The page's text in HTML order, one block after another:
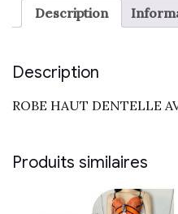
Description
Description
ROBE HAUT DENTELLE
Produits similaires